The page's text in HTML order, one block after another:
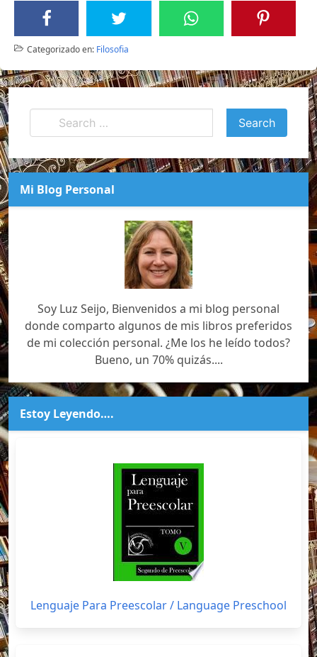
Categorizado en: Filosofia
Mi Blog Personal
Soy Luz Seijo, Bienvenidos a mi blog personal
donde comparto algunos de mis libros preferidos
de mi colección personal. ¿Me los he leído todos?
Bueno, un 70% quizás....
Estoy Leyendo….
Lenguaje Para Preescolar / Language Preschool